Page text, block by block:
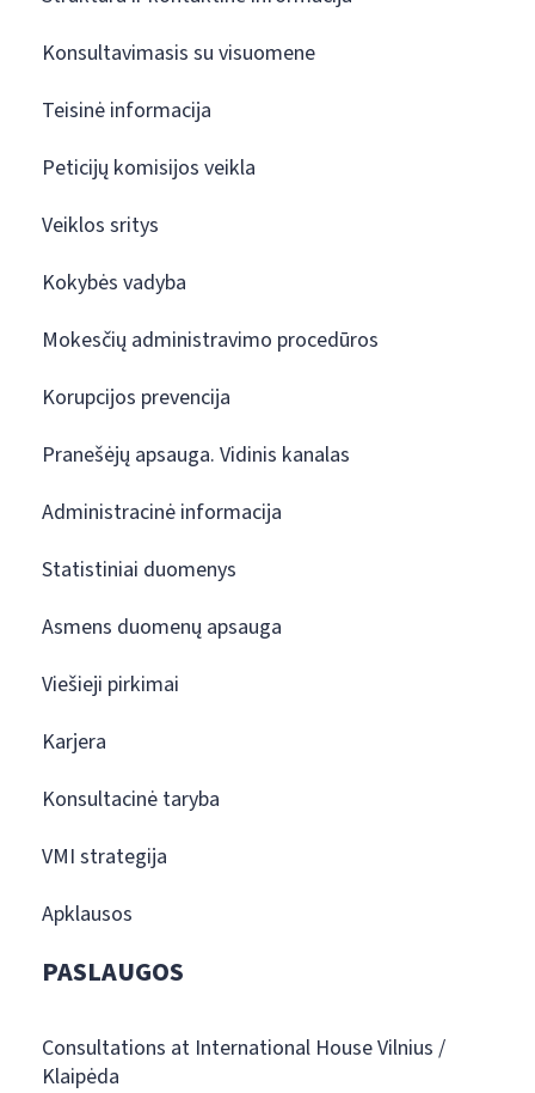
Konsultavimasis su visuomene
Teisinė informacija
Peticijų komisijos veikla
Veiklos sritys
Kokybės vadyba
Mokesčių administravimo procedūros
Korupcijos prevencija
Pranešėjų apsauga. Vidinis kanalas
Administracinė informacija
Statistiniai duomenys
Asmens duomenų apsauga
Viešieji pirkimai
Karjera
Konsultacinė taryba
VMI strategija
Apklausos
PASLAUGOS
Consultations at International House Vilnius /
Klaipėda